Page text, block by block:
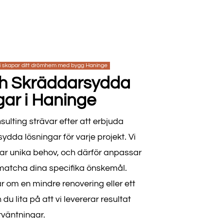
skapar ditt drömhem med bygg Haninge
Skräddarsydda
i Haninge
strävar efter att erbjuda
lösningar för varje projekt. Vi
unika behov, och därför anpassar
dina specifika önskemål.
om en mindre renovering eller ett
du lita på att vi levererar resultat